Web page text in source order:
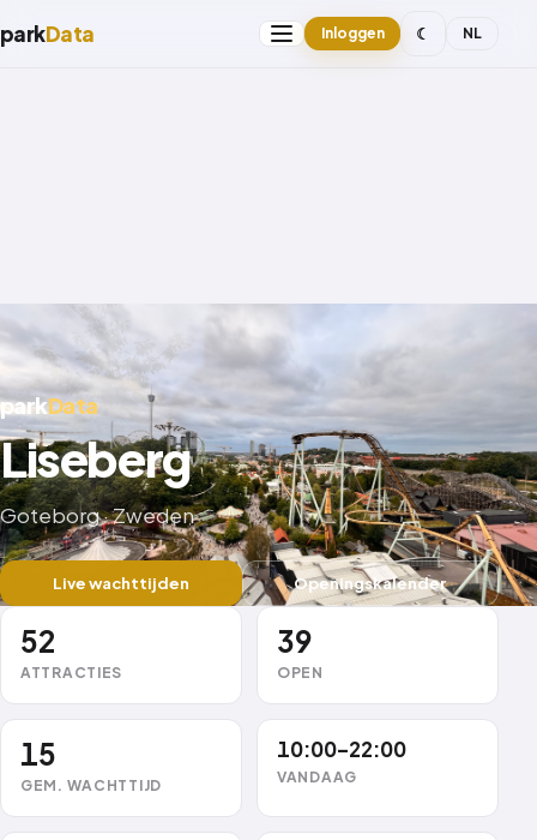
parkData Inloggen ☾ NL
parkData
Liseberg
Goteborg · Zweden
Live wachttijden Openingskalender
52
ATTRACTIES
39
OPEN
15
GEM. WACHTTIJD
10:00–22:00
VANDAAG